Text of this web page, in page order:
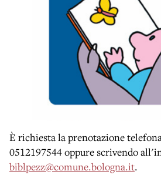
È richiesta la prenotazione
0512197544 oppure scrivendo
biblpezz@comune.bologna.it.